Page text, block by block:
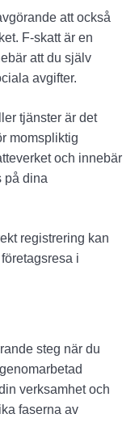
att också
F-skatt är en
att du själv
avgifter.
tjänster är det
momspliktig
och innebär
på dina
registrering kan
i
steg när du
verksamhet och
faserna av